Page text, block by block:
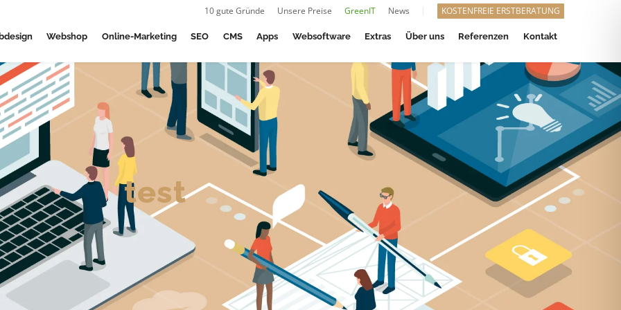
10 gute Gründe Unsere Preise GreenIT News KOSTENFREIE ERSTBERATUNG
Webshop Online-Marketing SEO CMS Apps Websoftware Extras Über uns Referenzen Kontakt
test